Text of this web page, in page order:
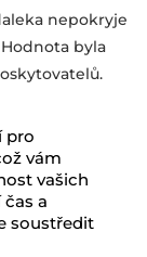
nepokryje
byla
pro
vám
vašich
a
soustředit